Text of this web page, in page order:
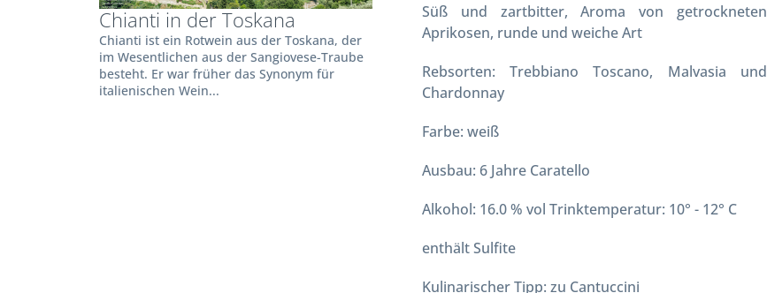
Chianti in der Toskana
Chianti ist ein Rotwein aus der Toskana, der
im Wesentlichen aus der Sangiovese-Traube
besteht. Er war früher das Synonym für
italienischen Wein...
Süß und zartbitter, Aroma von getrockneten
Aprikosen, runde und weiche Art
Rebsorten: Trebbiano Toscano, Malvasia und
Chardonnay
Farbe: weiß
Ausbau: 6 Jahre Caratello
Alkohol: 16.0 % vol Trinktemperatur: 10° - 12° C
enthält Sulfite
Kulinarischer Tipp: zu Cantuccini